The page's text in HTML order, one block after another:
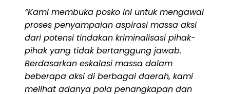
“Kami membuka posko ini untuk mengawal
proses penyampaian aspirasi massa aksi
dari potensi tindakan kriminalisasi pihak-
pihak yang tidak bertanggung jawab.
Berdasarkan eskalasi massa dalam
beberapa aksi di berbagai daerah, kami
melihat adanya pola penangkapan dan